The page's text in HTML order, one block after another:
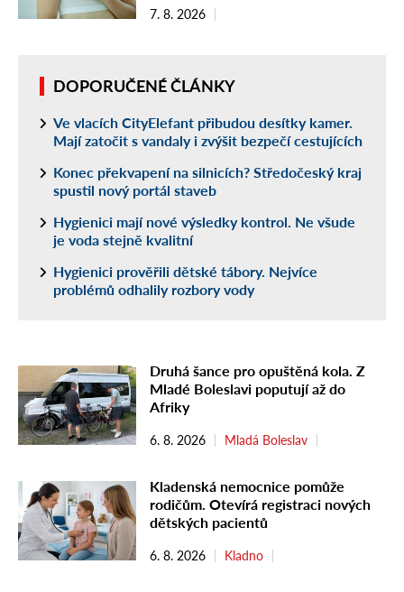
7. 8. 2026
DOPORUČENÉ ČLÁNKY
Ve vlacích CityElefant přibudou desítky kamer.
Mají zatočit s vandaly i zvýšit bezpečí cestujících
Konec překvapení na silnicích? Středočeský kraj
spustil nový portál staveb
Hygienici mají nové výsledky kontrol. Ne všude
je voda stejně kvalitní
Hygienici prověřili dětské tábory. Nejvíce
problémů odhalily rozbory vody
Druhá šance pro opuštěná kola. Z
Mladé Boleslavi poputují až do
Afriky
6. 8. 2026 Mladá Boleslav
Kladenská nemocnice pomůže
rodičům. Otevírá registraci nových
dětských pacientů
6. 8. 2026 Kladno